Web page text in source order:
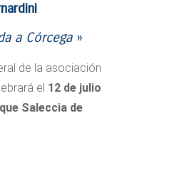
a Córcega»
de la asociación
el 12 de julio
Saleccia de